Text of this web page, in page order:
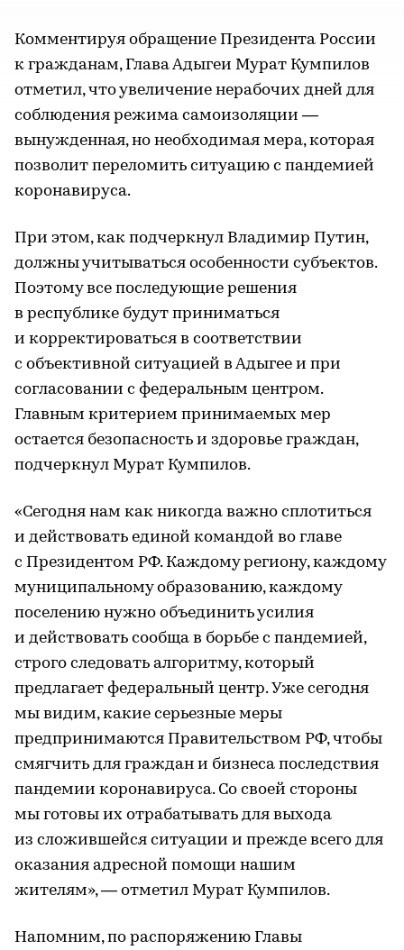
Комментируя обращение Президента России
к гражданам, Глава Адыгеи Мурат Кумпилов
отметил, что увеличение нерабочих дней для
соблюдения режима самоизоляции —
вынужденная, но необходимая мера, которая
позволит переломить ситуацию с пандемией
коронавируса.
При этом, как подчеркнул Владимир Путин,
должны учитываться особенности субъектов.
Поэтому все последующие решения
в республике будут приниматься
и корректироваться в соответствии
с объективной ситуацией в Адыгее и при
согласовании с федеральным центром.
Главным критерием принимаемых мер
остается безопасность и здоровье граждан,
подчеркнул Мурат Кумпилов.
«Сегодня нам как никогда важно сплотиться
и действовать единой командой во главе
с Президентом РФ. Каждому региону, каждому
муниципальному образованию, каждому
поселению нужно объединить усилия
и действовать сообща в борьбе с пандемией,
строго следовать алгоритму, который
предлагает федеральный центр. Уже сегодня
мы видим, какие серьезные меры
предпринимаются Правительством РФ, чтобы
смягчить для граждан и бизнеса последствия
пандемии коронавируса. Со своей стороны
мы готовы их отрабатывать для выхода
из сложившейся ситуации и прежде всего для
оказания адресной помощи нашим
жителям», — отметил Мурат Кумпилов.
Напомним, по распоряжению Главы